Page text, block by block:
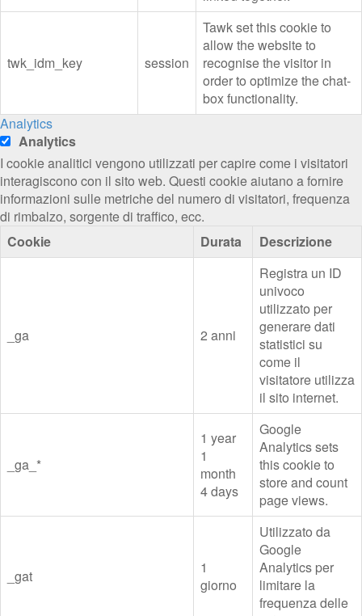
twk_idm_key session
Tawk set this cookie to
allow the website to
recognise the visitor in
order to optimize the chat-
box functionality.
Analytics
Analytics
I cookie analitici vengono utilizzati per capire come i visitatori
interagiscono con il sito web. Questi cookie aiutano a fornire
informazioni sulle metriche del numero di visitatori, frequenza
di rimbalzo, sorgente di traffico, ecc.
Cookie
Durata Descrizione
_ga 2 anni
Registra un ID
univoco
utilizzato per
generare dati
statistici su
come il
visitatore utilizza
il sito internet.
_ga_*
1 year
1
month
4 days
Google
Analytics sets
this cookie to
store and count
page views.
_gat
1
giorno
Utilizzato da
Google
Analytics per
limitare la
frequenza delle